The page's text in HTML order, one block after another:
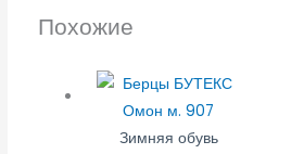
Похожие
Зимняя обувь